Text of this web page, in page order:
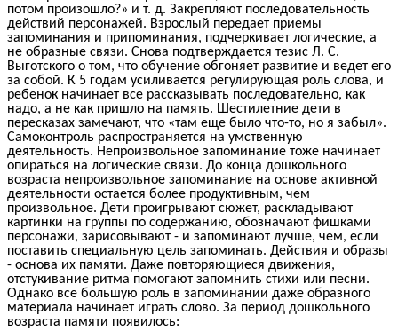
потом произошло?» и т. д. Закрепляют последовательность
действий персонажей. Взрослый передает приемы
запоминания и припоминания, подчеркивает логические, а
не образные связи. Снова подтверждается тезис Л. С.
Выготского о том, что обучение обгоняет развитие и ведет его
за собой. К 5 годам усиливается регулирующая роль слова, и
ребенок начинает все рассказывать последовательно, как
надо, а не как пришло на память. Шестилетние дети в
пересказах замечают, что «там еще было что-то, но я забыл».
Самоконтроль распространяется на умственную
деятельность. Непроизвольное запоминание тоже начинает
опираться на логические связи. До конца дошкольного
возраста непроизвольное запоминание на основе активной
деятельности остается более продуктивным, чем
произвольное. Дети проигрывают сюжет, раскладывают
картинки на группы по содержанию, обозначают фишками
персонажи, зарисовывают - и запоминают лучше, чем, если
поставить специальную цель запоминать. Действия и образы
- основа их памяти. Даже повторяющиеся движения,
отстукивание ритма помогают запомнить стихи или песни.
Однако все большую роль в запоминании даже образного
материала начинает играть слово. За период дошкольного
возраста памяти появилось: